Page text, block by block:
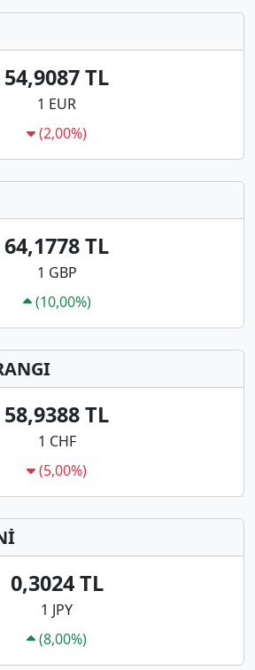
54,9087 TL
1 EUR
(2,00%)
64,1778 TL
1 GBP
(10,00%)
58,9388 TL
1 CHF
(5,00%)
0,3024 TL
1 JPY
(8,00%)